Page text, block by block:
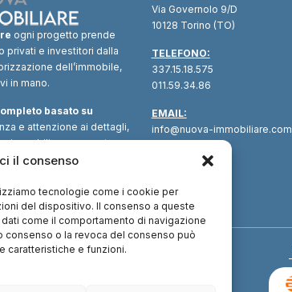
il consenso
tecnologie come i cookie per
del dispositivo. Il consenso a queste
come il comportamento di navigazione
consenso o la revoca del consenso può
caratteristiche e funzioni.
ogni progetto prende
privati e investitori dalla
dell’immobile,
in mano.
basato su
e attenzione ai dettagli,
immobiliare, supporto
Un unico
Via Governolo 9/D
10128 Torino (TO)
TELEFONO:
337.15.18.575
011.59.34.86
EMAIL:
info@nuova-immobiliare.com